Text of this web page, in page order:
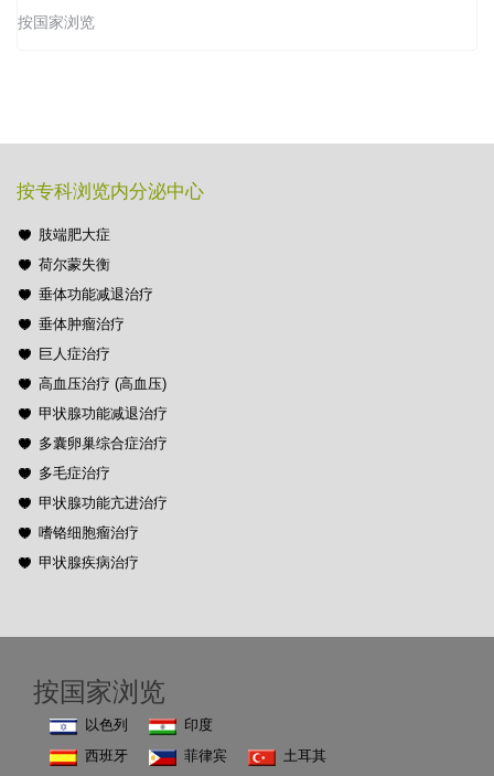
按国家浏览
按专科浏览内分泌中心
肢端肥大症
荷尔蒙失衡
垂体功能减退治疗
垂体肿瘤治疗
巨人症治疗
高血压治疗 (高血压)
甲状腺功能减退治疗
多囊卵巢综合症治疗
多毛症治疗
甲状腺功能亢进治疗
嗜铬细胞瘤治疗
甲状腺疾病治疗
按国家浏览
以色列
西班牙
印度
菲律宾
土耳其